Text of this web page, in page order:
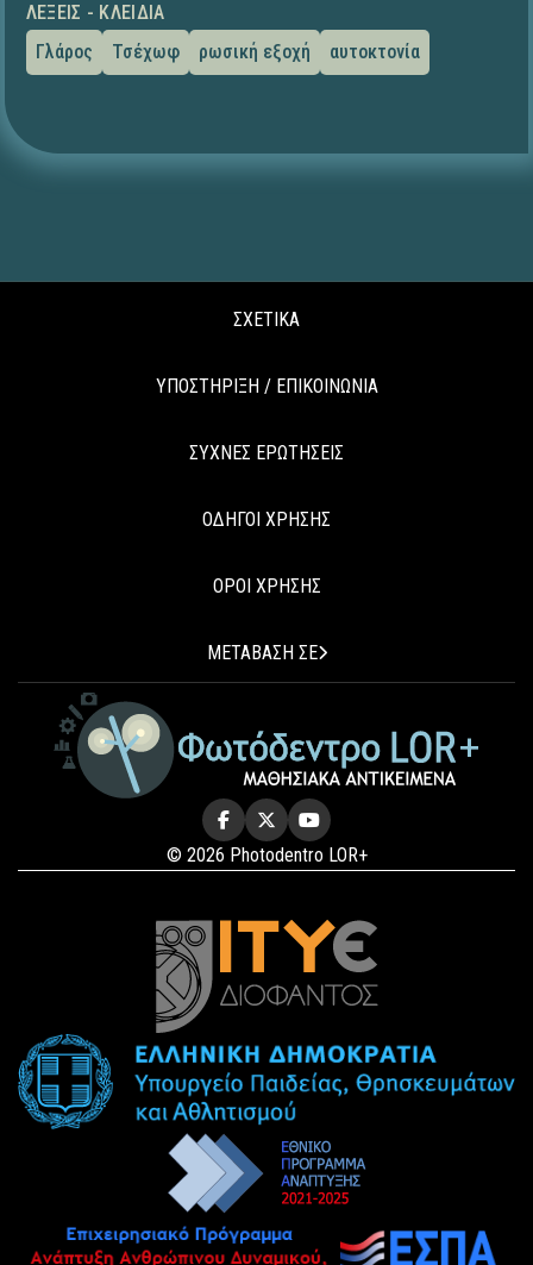
ΛΈΞΕΙΣ - ΚΛΕΙΔΙΆ
Γλάρος
Τσέχωφ ρωσική εξοχή αυτοκτονία
ΣΧΕΤΙΚΑ
ΥΠΟΣΤΗΡΙΞΗ / ΕΠΙΚΟΙΝΩΝΙΑ
ΣΥΧΝΕΣ ΕΡΩΤΗΣΕΙΣ
ΟΔΗΓΟΙ ΧΡΗΣΗΣ
ΟΡΟΙ ΧΡΗΣΗΣ
ΜΕΤΑΒΑΣΗ ΣΕ
© 2026 Photodentro LOR+